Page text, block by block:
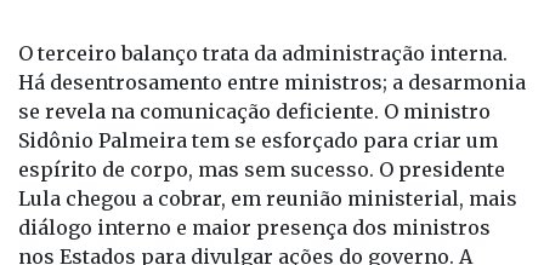
Há desentrosamento entre ministros; a desarmonia
se revela na comunicação deficiente. O ministro
Sidônio Palmeira tem se esforçado para criar um
espírito de corpo, mas sem sucesso. O presidente
Lula chegou a cobrar, em reunião ministerial, mais
diálogo interno e maior presença dos ministros
nos Estados para divulgar ações do governo. A
orientação não surtiu efeito. Numa escala de 0 a 10,